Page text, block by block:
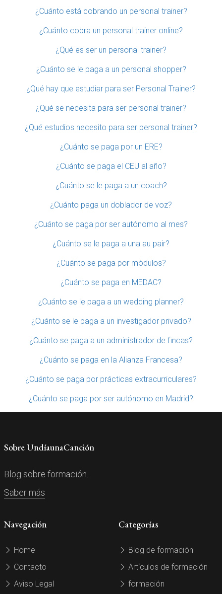
¿Cuánto está cobrando un personal trainer?
¿Cuánto cobra un personal trainer online?
¿Qué es ser un personal trainer?
¿Cuánto se le paga a un personal shopper?
¿Qué hay que estudiar para ser Personal Trainer?
¿Qué se necesita para ser personal trainer?
¿Qué estudios necesito para ser personal trainer?
¿Cuánto se paga por un ERE?
¿Cuánto se paga el CEU al año?
¿Cuánto se le paga a un coach?
¿Cuánto paga un doblador de voz?
¿Cuánto se paga por ser autónomo al mes?
¿Cuánto se le paga a una au pair?
¿Cuánto se paga por módulos?
¿Cuánto se paga en MEDAC?
¿Cuánto se le paga a un wedding planner?
¿Cuánto se le paga a un investigador privado?
¿Cuánto se paga a un administrador de fincas?
¿Cuánto se paga en la Alianza Francesa?
¿Cuánto se paga por prácticas extracurriculares?
¿Cuánto se paga por ser autónomo en Madrid?
Sobre UndíaunaCanción
Blog sobre formación.
Saber más
Navegación
Home
Contacto
Aviso Legal
Categorías
Blog de formación
Artículos de formación
formación